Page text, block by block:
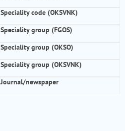
Speciality code (OKSVNK)
Speciality group (FGOS)
Speciality group (OKSO)
Speciality group (OKSVNK)
Journal/newspaper